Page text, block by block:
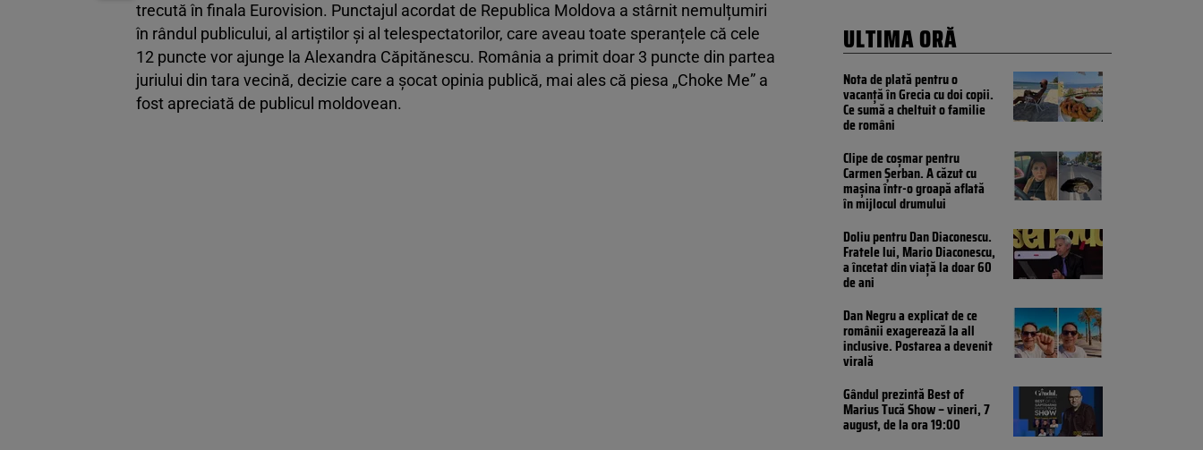
trecută în finala Eurovision. Punctajul acordat de Republica Moldova a stârnit nemulțumiri
în rândul publicului, al artiștilor și al telespectatorilor, care aveau toate speranțele că cele
12 puncte vor ajunge la Alexandra Căpitănescu. România a primit doar 3 puncte din partea
juriului din tara vecină, decizie care a șocat opinia publică, mai ales că piesa „Choke Me” a
fost apreciată de publicul moldovean.
ULTIMA ORĂ
Nota de plată pentru o
vacanță în Grecia cu doi copii.
Ce sumă a cheltuit o familie
de români
Clipe de coșmar pentru
Carmen Șerban. A căzut cu
mașina într-o groapă aflată
în mijlocul drumului
Doliu pentru Dan Diaconescu.
Fratele lui, Mario Diaconescu,
a încetat din viață la doar 60
de ani
Dan Negru a explicat de ce
românii exagerează la all
inclusive. Postarea a devenit
virală
Gândul prezintă Best of
Marius Tucă Show – vineri, 7
august, de la ora 19:00